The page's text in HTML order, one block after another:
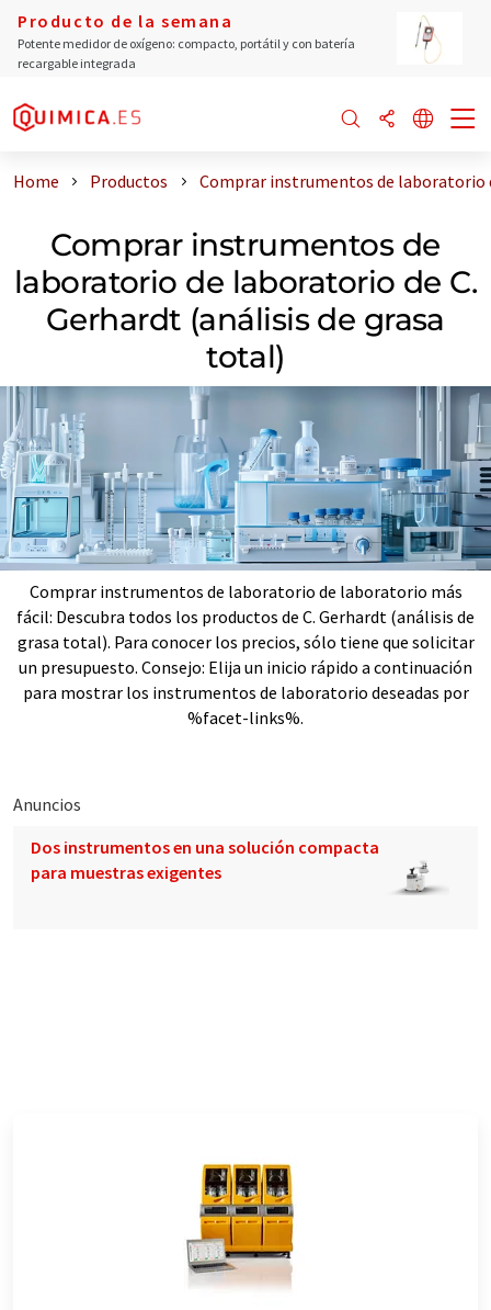
Producto de la semana
Potente medidor de oxígeno: compacto, portátil y con batería
recargable integrada
Home Productos Comprar instrumentos de laboratorio
Comprar instrumentos de
laboratorio de laboratorio de C.
Gerhardt (análisis de grasa
total)
Comprar instrumentos de laboratorio de laboratorio más
fácil: Descubra todos los productos de C. Gerhardt (análisis de
grasa total). Para conocer los precios, sólo tiene que solicitar
un presupuesto. Consejo: Elija un inicio rápido a continuación
para mostrar los instrumentos de laboratorio deseadas por
%facet-links%.
Anuncios
Dos instrumentos en una solución compacta
para muestras exigentes